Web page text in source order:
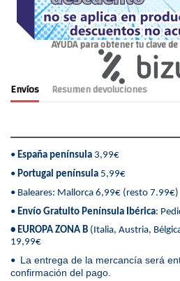
AYUDA para obtener tu clave
Envíos Resumen devoluciones
• España península 3,99€
• Portugal península 5,99€
• Baleares: Mallorca 6,99€ (resto 7.99€)
• Envío Gratuito Península Ibérica:
• EUROPA ZONA B (Italia, Austria,
19,99€
• La entrega de la mercancía será
confirmación del pago.